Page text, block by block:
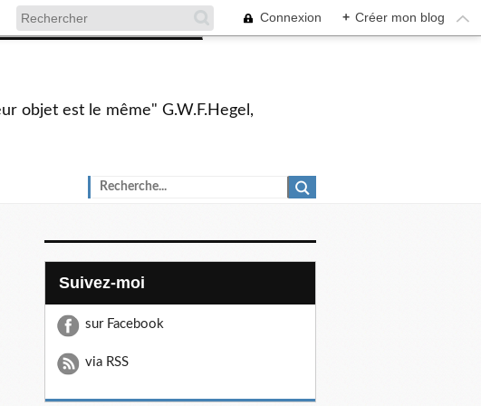
Connexion + Créer mon blog
objet est le même" G.W.F.Hegel,
Suivez-moi
sur Facebook
via RSS